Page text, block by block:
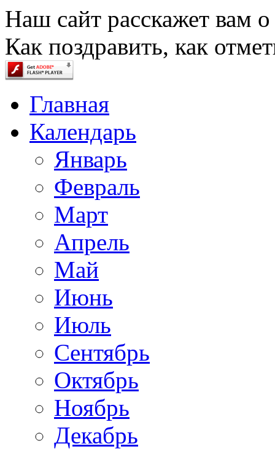
Наш сайт расскажет вам о
Как поздравить, как
Главная
Календарь
Январь
Февраль
Март
Апрель
Май
Июнь
Июль
Сентябрь
Октябрь
Ноябрь
Декабрь